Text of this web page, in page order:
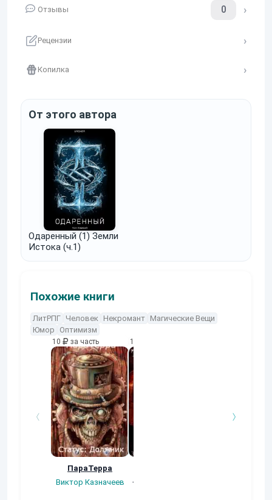
Отзывы 0
Рецензии
Копилка
От этого автора
Одаренный (1) Земли
Истока (ч.1)
Похожие книги
ЛитРПГ Человек Некромант Магические Вещи
Юмор
Оптимизм
10 за часть
ПараТерра
Виктор Казначеев
10